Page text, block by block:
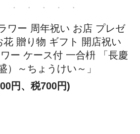
ワー 周年祝い お店 プレゼ
花 贈り物 ギフト 開店祝い
ー ケース付 一合枡 「長慶
）～ちょうけい～」
円、税700円)